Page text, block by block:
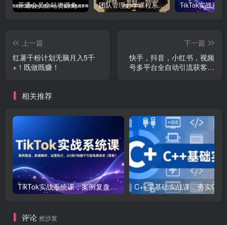
开通会员全站资源免费下载 开通VIP会员 HY资源库 团队管理必学课程系列，阿里巴巴“腿部三板斧”
上一篇
红薯千粉计划无脑月入5千
+！既做既赚！
下一篇
快手，抖音，小红书，视频
号多平台全自动引流获客系
相关推荐
TikTok实战系统课，案例复盘、数据解析、运营执行，从0到1构建千万级电商体系（更新）
评论 抢沙发